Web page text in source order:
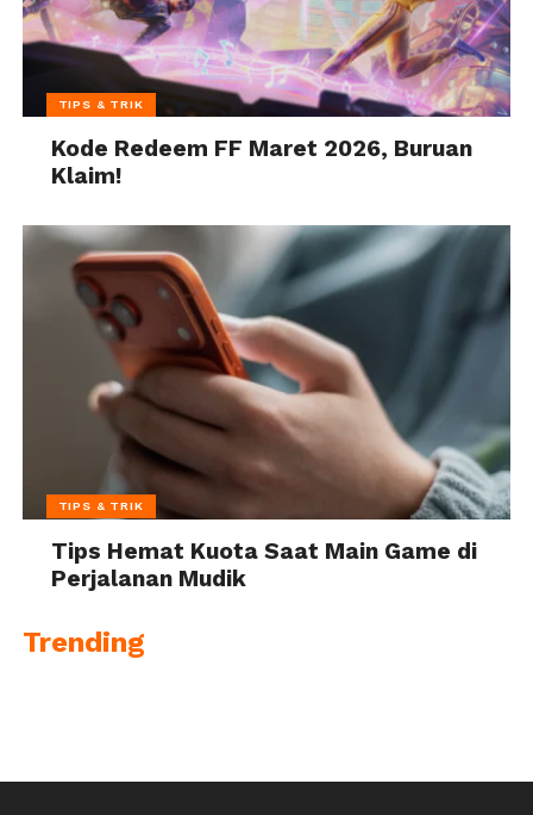
TIPS & TRIK
Kode Redeem FF Maret 2026, Buruan
Klaim!
TIPS & TRIK
Tips Hemat Kuota Saat Main Game di
Perjalanan Mudik
Trending